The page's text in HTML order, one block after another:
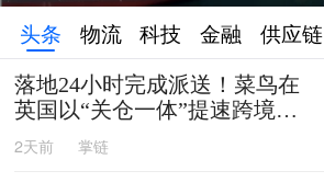
头条 物流 科技 金融 供应链
落地24小时完成派送！菜鸟在
英国以“关仓一体”提速跨境时
效
2天前 掌链